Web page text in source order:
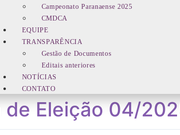
Campeonato Paranaense 2025
CMDCA
EQUIPE
TRANSPARÊNCIA
Gestão de Documentos
Editais anteriores
NOTÍCIAS
CONTATO
de Eleição 04/